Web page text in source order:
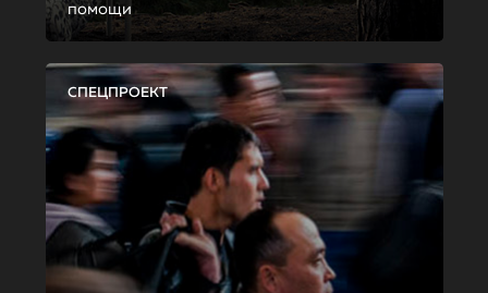
помощи
СПЕЦПРОЕКТ